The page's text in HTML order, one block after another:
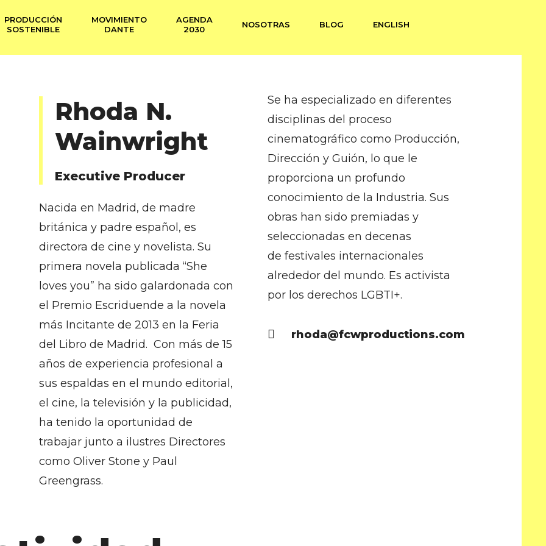
PRODUCCIÓN
SOSTENIBLE
MOVIMIENTO
DANTE
AGENDA
2030
NOSOTRAS BLOG ENGLISH
Rhoda N.
Wainwright
Executive Producer
Nacida en Madrid, de madre
británica y padre español, es
directora de cine y novelista. Su
primera novela publicada “She
loves you” ha sido galardonada con
el Premio Escriduende a la novela
más Incitante de 2013 en la Feria
del Libro de Madrid. Con más de 15
años de experiencia profesional a
sus espaldas en el mundo editorial,
el cine, la televisión y la publicidad,
ha tenido la oportunidad de
trabajar junto a ilustres Directores
como Oliver Stone y Paul
Greengrass.
Se ha especializado en diferentes
disciplinas del proceso
cinematográfico como Producción,
Dirección y Guión, lo que le
proporciona un profundo
conocimiento de la Industria. Sus
obras han sido premiadas y
seleccionadas en decenas
de festivales internacionales
alrededor del mundo. Es activista
por los derechos LGBTI+.
rhoda@fcwproductions.com